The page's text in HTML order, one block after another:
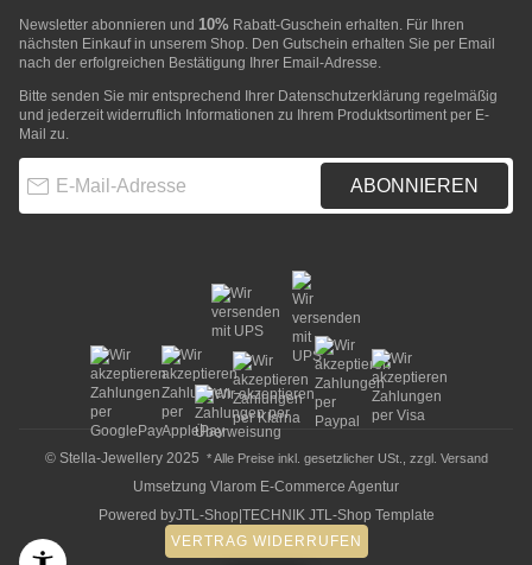
Newsletter abonnieren und 10% Rabatt-Guschein erhalten. Für Ihren
nächsten Einkauf in unserem Shop. Den Gutschein erhalten Sie per Email
nach der erfolgreichen Bestätigung Ihrer Email-Adresse.
Bitte senden Sie mir entsprechend Ihrer Datenschutzerklärung regelmäßig
und jederzeit widerruflich Informationen zu Ihrem Produktsortiment per E-
Mail zu.
ABONNIEREN
© Stella-Jewellery 2025 * Alle Preise inkl. gesetzlicher USt., zzgl. Versand
Umsetzung Vlarom E-Commerce Agentur
Powered byJTL-Shop TECHNIK JTL-Shop Template
VERTRAG WIDERRUFEN